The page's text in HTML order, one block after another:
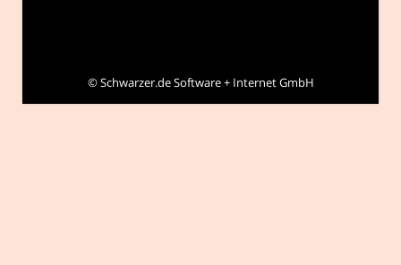
©Schwarzer.de Software + Internet GmbH